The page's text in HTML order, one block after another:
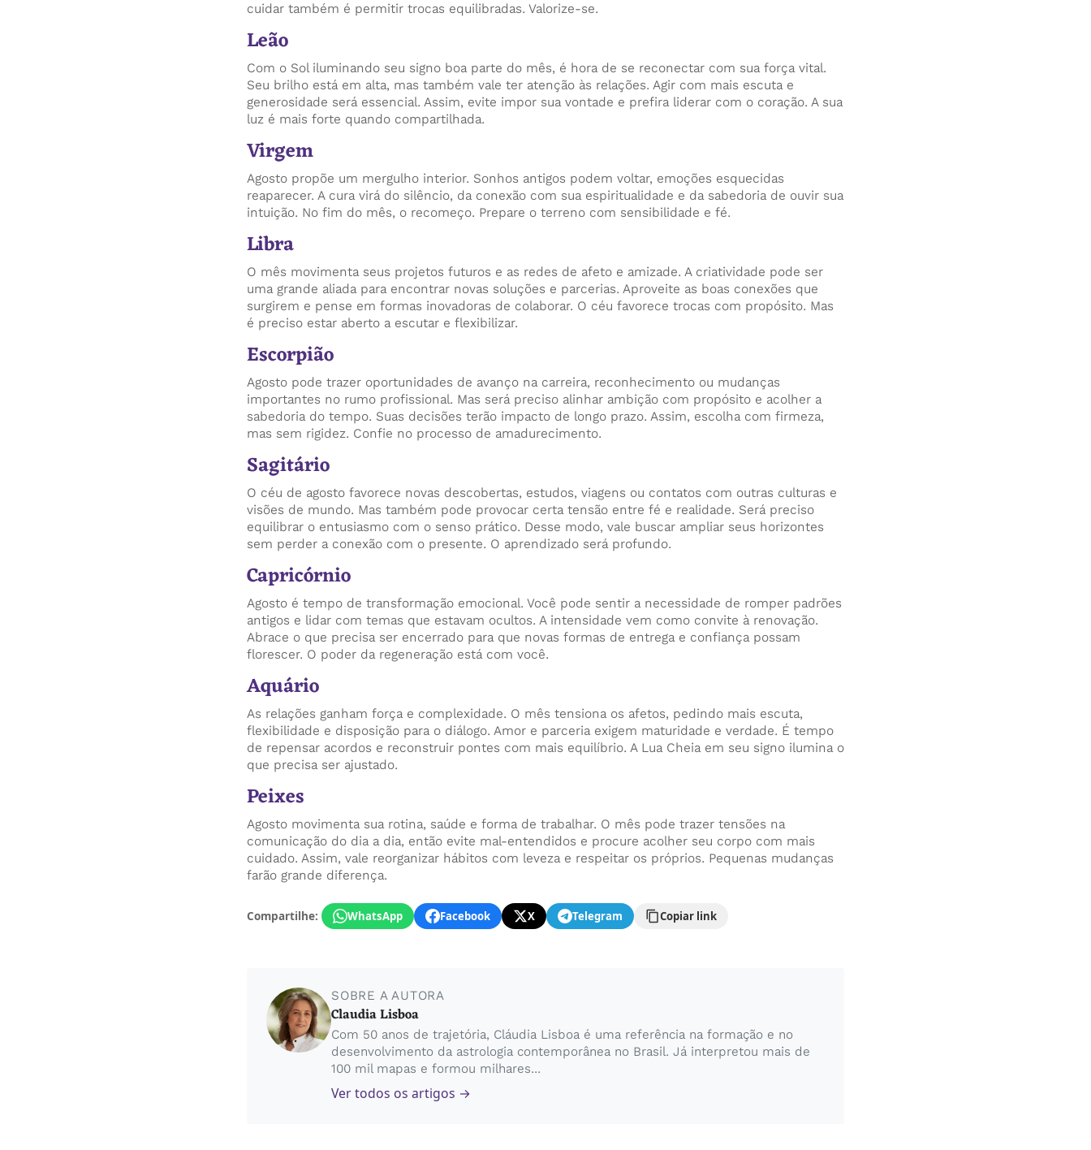
cuidar também é permitir trocas equilibradas. Valorize-se.
Leão
Com o Sol iluminando seu signo boa parte do mês, é hora de se reconectar com sua força vital.
Seu brilho está em alta, mas também vale ter atenção às relações. Agir com mais escuta e
generosidade será essencial. Assim, evite impor sua vontade e prefira liderar com o coração. A sua
luz é mais forte quando compartilhada.
Virgem
Agosto propõe um mergulho interior. Sonhos antigos podem voltar, emoções esquecidas
reaparecer. A cura virá do silêncio, da conexão com sua espiritualidade e da sabedoria de ouvir sua
intuição. No fim do mês, o recomeço. Prepare o terreno com sensibilidade e fé.
Libra
O mês movimenta seus projetos futuros e as redes de afeto e amizade. A criatividade pode ser
uma grande aliada para encontrar novas soluções e parcerias. Aproveite as boas conexões que
surgirem e pense em formas inovadoras de colaborar. O céu favorece trocas com propósito. Mas
é preciso estar aberto a escutar e flexibilizar.
Escorpião
Agosto pode trazer oportunidades de avanço na carreira, reconhecimento ou mudanças
importantes no rumo profissional. Mas será preciso alinhar ambição com propósito e acolher a
sabedoria do tempo. Suas decisões terão impacto de longo prazo. Assim, escolha com firmeza,
mas sem rigidez. Confie no processo de amadurecimento.
Sagitário
O céu de agosto favorece novas descobertas, estudos, viagens ou contatos com outras culturas e
visões de mundo. Mas também pode provocar certa tensão entre fé e realidade. Será preciso
equilibrar o entusiasmo com o senso prático. Desse modo, vale buscar ampliar seus horizontes
sem perder a conexão com o presente. O aprendizado será profundo.
Capricórnio
Agosto é tempo de transformação emocional. Você pode sentir a necessidade de romper padrões
antigos e lidar com temas que estavam ocultos. A intensidade vem como convite à renovação.
Abrace o que precisa ser encerrado para que novas formas de entrega e confiança possam
florescer. O poder da regeneração está com você.
Aquário
As relações ganham força e complexidade. O mês tensiona os afetos, pedindo mais escuta,
flexibilidade e disposição para o diálogo. Amor e parceria exigem maturidade e verdade. É tempo
de repensar acordos e reconstruir pontes com mais equilíbrio. A Lua Cheia em seu signo ilumina o
que precisa ser ajustado.
Peixes
Agosto movimenta sua rotina, saúde e forma de trabalhar. O mês pode trazer tensões na
comunicação do dia a dia, então evite mal-entendidos e procure acolher seu corpo com mais
cuidado. Assim, vale reorganizar hábitos com leveza e respeitar os próprios. Pequenas mudanças
farão grande diferença.
Compartilhe: WhatsApp Facebook X Telegram Copiar link
SOBRE A AUTORA
Claudia Lisboa
Com 50 anos de trajetória, Cláudia Lisboa é uma referência na formação e no
desenvolvimento da astrologia contemporânea no Brasil. Já interpretou mais de
100 mil mapas e formou milhares...
Ver todos os artigos →